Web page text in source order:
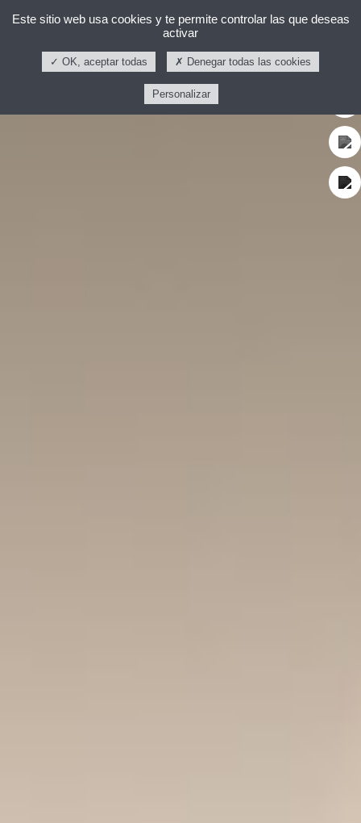
Este sitio web usa cookies y te permite controlar las que deseas
activar
OK, aceptar todas Denegar todas las cookies
Personalizar